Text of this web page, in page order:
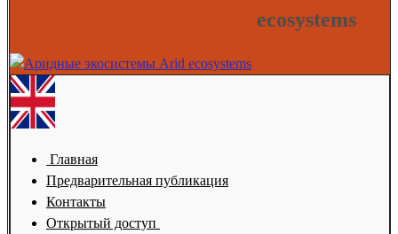
ecosystems
Главная
Предварительная публикация
Контакты
Открытый доступ